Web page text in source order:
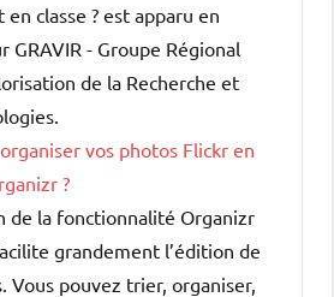
en classe ? est apparu en
GRAVIR - Groupe Régional
de la Recherche et
vos photos Flickr en
?
de la fonctionnalité Organizr
grandement l’édition de
Vous pouvez trier, organiser,